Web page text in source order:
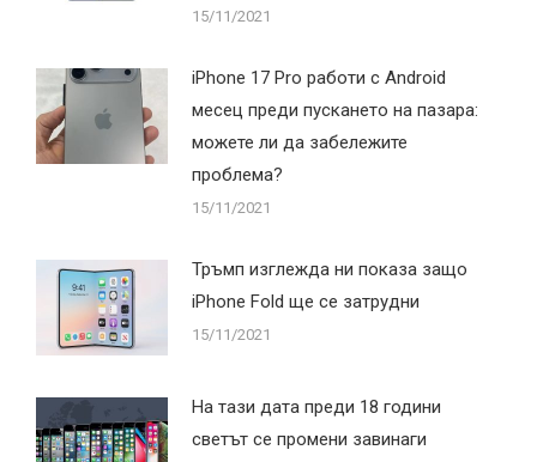
15/11/2021
iPhone 17 Pro работи с Android
месец преди пускането на пазара:
можете ли да забележите
проблема?
15/11/2021
Тръмп изглежда ни показа защо
iPhone Fold ще се затрудни
15/11/2021
На тази дата преди 18 години
светът се промени завинаги